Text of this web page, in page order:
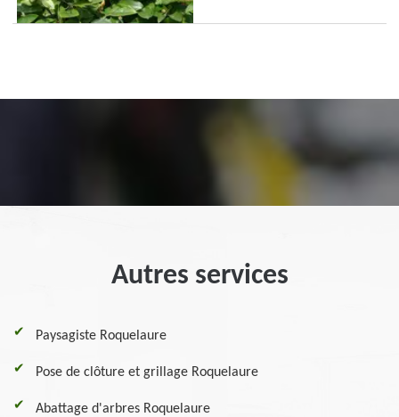
Autres services
Paysagiste Roquelaure
Pose de clôture et grillage Roquelaure
Abattage d'arbres Roquelaure